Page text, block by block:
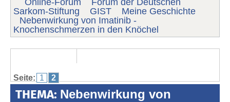
Sarkom-Stiftung
GIST
Meine Geschichte
Nebenwirkung von Imatinib -
Knochenschmerzen in den Knöchel
Seite: 1 2
THEMA: Nebenwirkung von